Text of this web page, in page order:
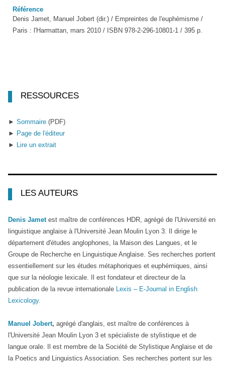
Référence
Denis Jamet, Manuel Jobert (dir.) / Empreintes de l'euphémisme /
Paris : l'Harmattan, mars 2010 / ISBN 978-2-296-10801-1 / 395 p.
RESSOURCES
► Sommaire (PDF)
► Page de l'éditeur
► Lire un extrait
LES AUTEURS
Denis Jamet est maître de conférences HDR, agrégé de l'Université en
linguistique anglaise à l'Université Jean Moulin Lyon 3. Il dirige le
département d'études anglophones, la Maison des Langues, et le
Groupe de Recherche en Linguistique Anglaise. Ses recherches portent
essentiellement sur les études métaphoriques et euphémiques, ainsi
que sur la néologie lexicale. Il est fondateur et directeur de la
publication de la revue internationale Lexis – E-Journal in English
Lexicology.
Manuel Jobert, agrégé d'anglais, est maître de conférences à
l'Université Jean Moulin Lyon 3 et spécialiste de stylistique et de
langue orale. Il est membre de la Société de Stylistique Anglaise et de
la Poetics and Linguistics Association. Ses recherches portent sur les